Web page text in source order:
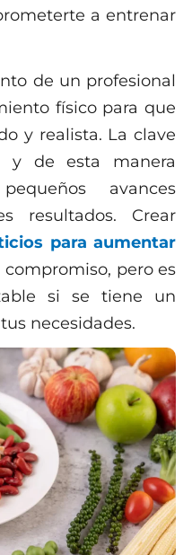
a entrenar
de un profesional
físico para que
y realista. La clave
y de esta manera
avances
resultados. Crear
para aumentar
pero es
si se tiene un
necesidades.